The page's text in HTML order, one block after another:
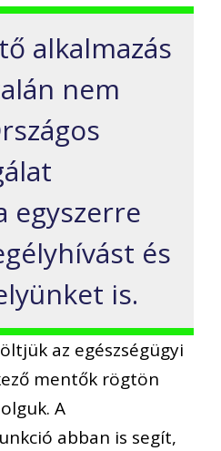
alkalmazás
nem
egyszerre
és
is.
az egészségügyi
mentők rögtön
A
abban is segít,